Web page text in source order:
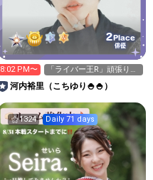
2Place
俳優
8:02 PM〜
「ライバー王R」頑張りた
い✌🏻👽✌🏻
河内裕里（こちゆり🍚🍚）
1324 Daily 71 days